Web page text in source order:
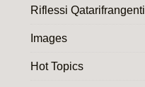
Riflessi Qatarifrangenti
Images
Hot Topics